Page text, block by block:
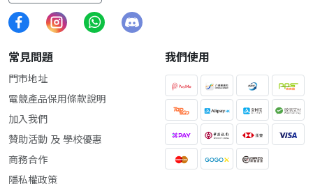
常見問題
門市地址
電競產品保用條款說明
加入我們
贊助活動 及 學校優惠
商務合作
隱私權政策
我們使用